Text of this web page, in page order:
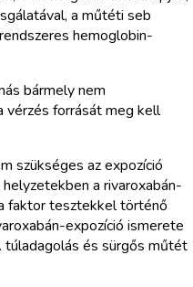
a műtéti seb
hemoglobin-
bármely nem
vérzés forrását meg kell
szükséges az expozíció
a rivaroxabán-
faktor tesztekkel történő
expozíció ismerete
túladagolás és sürgős műtét